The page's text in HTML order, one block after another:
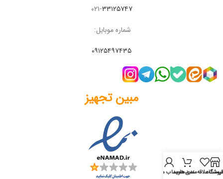
۰۲۱-۳۳۱۲۵۷۴۷
شماره موبایل:
۰۹۱۲۵۴۹۷۴۳۵
مبین تجهیز
فروشگاه
لیست علاقه‌مندی‌ها
سبد خریدحساب من